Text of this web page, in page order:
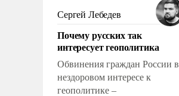
Сергей Лебедев
Почему русских так
интересует геополитика
Обвинения граждан России в
нездоровом интересе к
геополитике –